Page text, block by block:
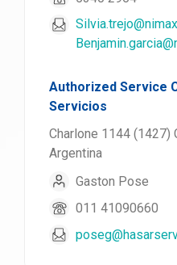
Authorized Service
Servicios
Charlone 1144 (1427)
Argentina
Gaston Pose
011 41090660